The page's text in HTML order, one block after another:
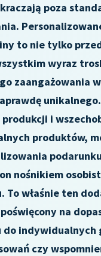
poza
to nie tylko
wyraz
zaangażowania
produkcji i
produktów,
nośnikiem
To właśnie ten
na
do indywidualnych
czy